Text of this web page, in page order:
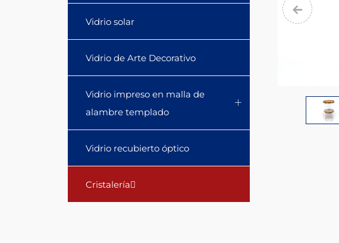
sugar,
Vidrio solar
Vidrio de Arte Decorativo
Vidrio impreso en malla de
alambre templado
Vidrio recubierto óptico
Cristalería